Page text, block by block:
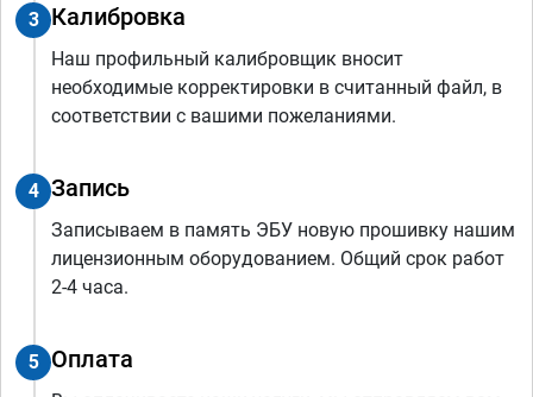
3 Калибровка
Наш профильный калибровщик вносит
необходимые корректировки в считанный файл, в
соответствии с вашими пожеланиями.
4 Запись
Записываем в память ЭБУ новую прошивку нашим
лицензионным оборудованием. Общий срок работ
2-4 часа.
5 Оплата